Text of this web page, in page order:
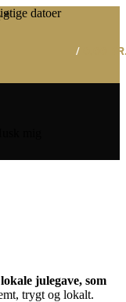
datoer
*Påkrævet
/
julegave, som
trygt og lokalt.